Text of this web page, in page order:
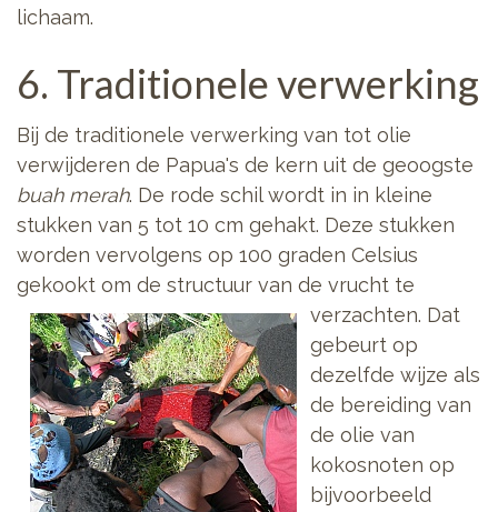
lichaam.
6. Traditionele verwerking
Bij de traditionele verwerking van tot olie
verwijderen de Papua's de kern uit de geoogste
buah merah. De rode schil wordt in in kleine
stukken van 5 tot 10 cm gehakt. Deze stukken
worden vervolgens op 100 graden Celsius
gekookt om de structuur van de vrucht te
verzachten. Dat
gebeurt op
dezelfde wijze als
de bereiding van
de olie van
kokosnoten op
bijvoorbeeld